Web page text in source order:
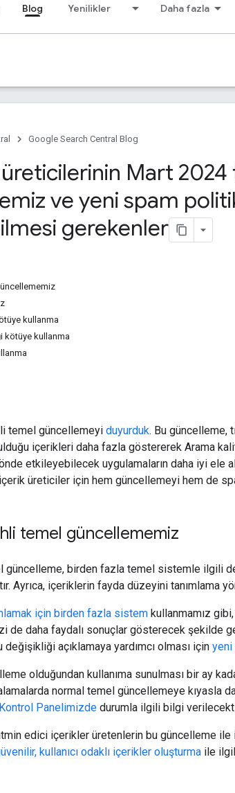
Blog Yenilikler Daha fazla
Google Search Central Blog
üreticilerinin Mart
ve yeni spam
gerekenler
kullanma
kötüye kullanma
temel güncellemeyi duyurduk. Bu güncelleme,
içerikleri daha fazla göstererek Arama
etkileyebilecek uygulamaların daha iyi ele
içerik üreticiler için hem güncellemeyi hem de
temel güncellememiz
güncelleme, birden fazla temel sistemle ilgili
Ayrıca, içeriklerin fayda düzeyini
için birden fazla sistem kullanmamız
de daha faydalı sonuçlar gösterecek
değişikliği açıklamaya yardımcı olması için yeni
olduğundan kullanıma sunulması bir ay
normal temel güncellemeye kıyasla
Kontrol Panelimizde durumla ilgili bilgi
edici içerikler üretenlerin bu güncelleme
kullanıcı odaklı içerikler oluşturma ile